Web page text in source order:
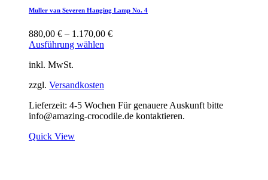
Muller van Severen Hanging Lamp No. 4
880,00 € – 1.170,00 €
Ausführung wählen
inkl. MwSt.
zzgl. Versandkosten
Lieferzeit: 4-5 Wochen Für genauere Auskunft bitte
info@amazing-crocodile.de kontaktieren.
Quick View